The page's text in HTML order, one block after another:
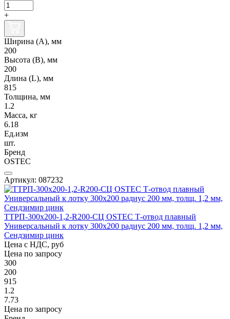
+
Ширина (А), мм
200
Высота (В), мм
200
Длина (L), мм
815
Толщина, мм
1.2
Масса, кг
6.18
Ед.изм
шт.
Бренд
OSTEC
Артикул: 087232
ТТРП-300х200-1,2-R200-СЦ OSTEC Т-отвод плавный
Универсальный к лотку 300х200 радиус 200 мм, толщ. 1,2 мм,
Сендзимир цинк
Цена с НДС, руб
Цена по запросу
300
200
915
1.2
7.73
Цена по запросу